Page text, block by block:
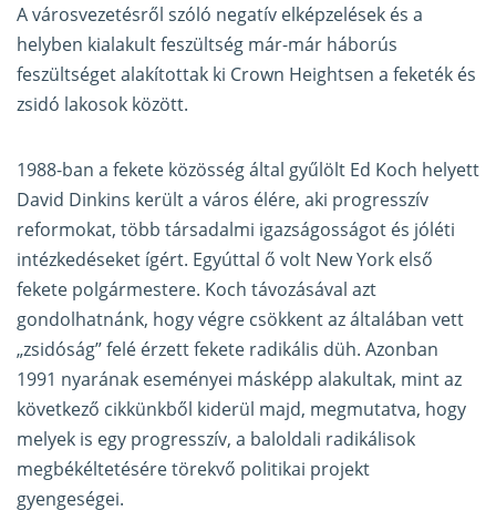
A városvezetésről szóló negatív elképzelések és a
helyben kialakult feszültség már-már háborús
feszültséget alakítottak ki Crown Heightsen a feketék és
zsidó lakosok között.
1988-ban a fekete közösség által gyűlölt Ed Koch helyett
David Dinkins került a város élére, aki progresszív
reformokat, több társadalmi igazságosságot és jóléti
intézkedéseket ígért. Egyúttal ő volt New York első
fekete polgármestere. Koch távozásával azt
gondolhatnánk, hogy végre csökkent az általában vett
„zsidóság” felé érzett fekete radikális düh. Azonban
1991 nyarának eseményei másképp alakultak, mint az
következő cikkünkből kiderül majd, megmutatva, hogy
melyek is egy progresszív, a baloldali radikálisok
megbékéltetésére törekvő politikai projekt
gyengeségei.